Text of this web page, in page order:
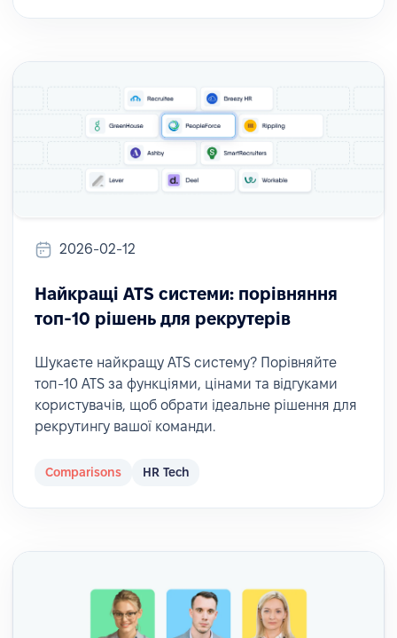
2026-02-12
Найкращі ATS системи: порівняння
топ-10 рішень для рекрутерів
Шукаєте найкращу ATS систему? Порівняйте
топ-10 ATS за функціями, цінами та відгуками
користувачів, щоб обрати ідеальне рішення для
рекрутингу вашої команди.
Comparisons HR Tech